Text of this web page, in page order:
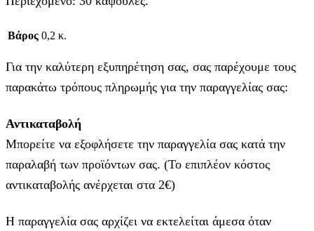
Βάρος 0,2 κ.
Για την καλύτερη εξυπηρέτηση σας, σας παρέχουμε τους
παρακάτω τρόπους πληρωμής για την παραγγελίας σας:
Αντικαταβολή
Μπορείτε να εξοφλήσετε την παραγγελία σας κατά την
παραλαβή των προϊόντων σας. (Το επιπλέον κόστος
αντικαταβολής ανέρχεται στα 2€)
Η παραγγελία σας αρχίζει να εκτελείται άμεσα όταν